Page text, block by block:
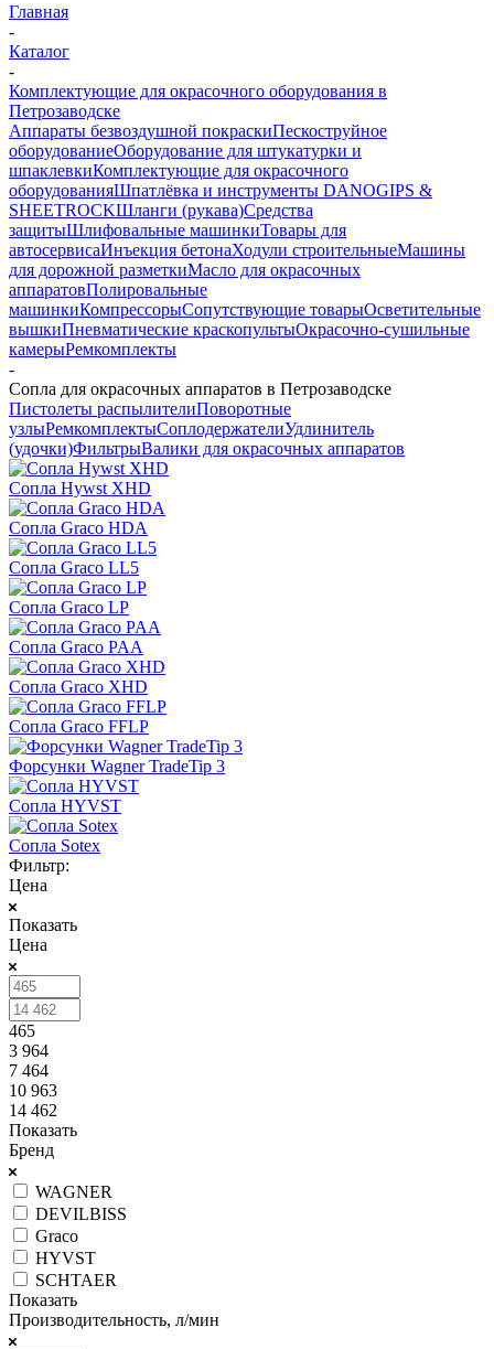
Главная
-
Каталог
-
Комплектующие для окрасочного оборудования в
Петрозаводске
Аппараты безвоздушной покраскиПескоструйное
оборудованиеОборудование для штукатурки и
шпаклевкиКомплектующие для окрасочного
оборудованияШпатлёвка и инструменты DANOGIPS &
SHEETROCKШланги (рукава)Средства
защитыШлифовальные машинкиТовары для
автосервисаИнъекция бетонаХодули строительныеМашины
для дорожной разметкиМасло для окрасочных
аппаратовПолировальные
машинкиКомпрессорыСопутствующие товарыОсветительные
вышкиПневматические краскопультыОкрасочно-сушильные
камерыРемкомплекты
-
Сопла для окрасочных аппаратов в Петрозаводске
Пистолеты распылителиПоворотные
узлыРемкомплектыСоплодержателиУдлинитель
(удочки)ФильтрыВалики для окрасочных аппаратов
Сопла Hywst XHD
Сопла Graco HDA
Сопла Graco LL5
Сопла Graco LP
Сопла Graco PAA
Сопла Graco XHD
Сопла Graco FFLP
Форсунки Wagner TradeTip 3
Сопла HYVST
Сопла Sotex
Фильтр:
Цена
Показать
Цена
465
3 964
7 464
10 963
14 462
Показать
Бренд
WAGNER
DEVILBISS
Graco
HYVST
SCHTAER
Показать
Производительность, л/мин